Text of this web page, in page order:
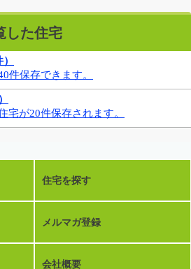
した住宅
件保存できます。
宅が20件保存されます。
住宅を探す
メルマガ登録
会社概要